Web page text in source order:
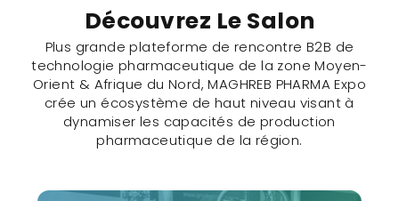
Découvrez Le Salon
Plus grande plateforme de rencontre B2B de
technologie pharmaceutique de la zone Moyen-
Orient & Afrique du Nord, MAGHREB PHARMA Expo
crée un écosystème de haut niveau visant à
dynamiser les capacités de production
pharmaceutique de la région.